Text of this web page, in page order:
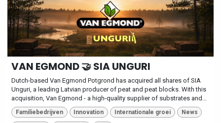
VAN EGMOND 🤝 SIA UNGURI
Dutch-based Van Egmond Potgrond has acquired all shares of SIA
Unguri, a leading Latvian producer of peat and peat blocks. With this
acquisition, Van Egmond - a high-quality supplier of substrates and...
Familiebedrijven Innovation Internationale groei News